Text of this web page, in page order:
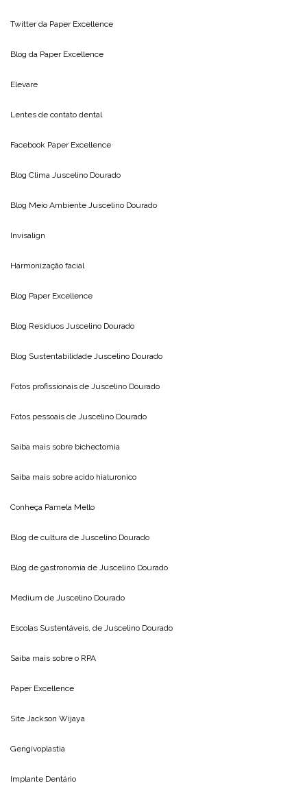
Twitter da Paper Excellence
Blog da Paper Excellence
Elevare
Lentes de contato dental
Facebook Paper Excellence
Blog Clima Juscelino Dourado
Blog Meio Ambiente Juscelino Dourado
Invisalign
Harmonização facial
Blog Paper Excellence
Blog Resíduos Juscelino Dourado
Blog Sustentabilidade Juscelino Dourado
Fotos profissionais de Juscelino Dourado
Fotos pessoais de Juscelino Dourado
Saiba mais sobre bichectomia
Saiba mais sobre acido hialuronico
Conheça Pamela Mello
Blog de cultura de Juscelino Dourado
Blog de gastronomia de Juscelino Dourado
Medium de Juscelino Dourado
Escolas Sustentáveis, de Juscelino Dourado
Saiba mais sobre o RPA
Paper Excellence
Site Jackson Wijaya
Gengivoplastia
Implante Dentário